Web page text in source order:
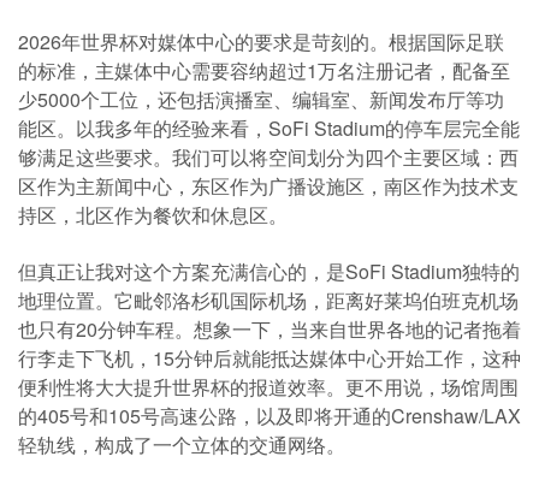
2026年世界杯对媒体中心的要求是苛刻的。根据国际足联
的标准，主媒体中心需要容纳超过1万名注册记者，配备至
少5000个工位，还包括演播室、编辑室、新闻发布厅等功
能区。以我多年的经验来看，SoFi Stadium的停车层完全能
够满足这些要求。我们可以将空间划分为四个主要区域：西
区作为主新闻中心，东区作为广播设施区，南区作为技术支
持区，北区作为餐饮和休息区。
但真正让我对这个方案充满信心的，是SoFi Stadium独特的
地理位置。它毗邻洛杉矶国际机场，距离好莱坞伯班克机场
也只有20分钟车程。想象一下，当来自世界各地的记者拖着
行李走下飞机，15分钟后就能抵达媒体中心开始工作，这种
便利性将大大提升世界杯的报道效率。更不用说，场馆周围
的405号和105号高速公路，以及即将开通的Crenshaw/LAX
轻轨线，构成了一个立体的交通网络。